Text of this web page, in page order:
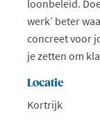
loonbeleid.
werk’ beter
concreet voor
je zetten om
Locatie
Kortrijk